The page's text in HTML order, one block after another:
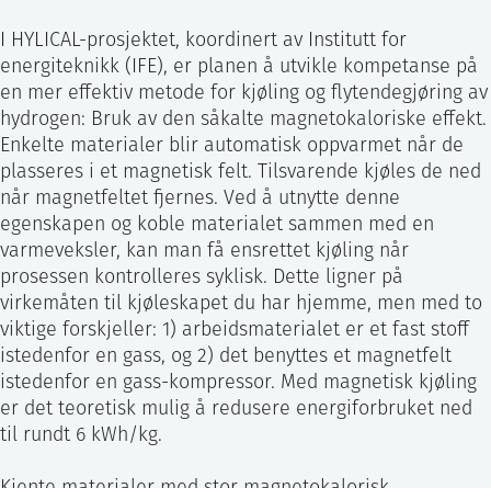
I HYLICAL-prosjektet, koordinert av Institutt for
energiteknikk (IFE), er planen å utvikle kompetanse på
en mer effektiv metode for kjøling og flytendegjøring av
hydrogen: Bruk av den såkalte magnetokaloriske effekt.
Enkelte materialer blir automatisk oppvarmet når de
plasseres i et magnetisk felt. Tilsvarende kjøles de ned
når magnetfeltet fjernes. Ved å utnytte denne
egenskapen og koble materialet sammen med en
varmeveksler, kan man få ensrettet kjøling når
prosessen kontrolleres syklisk. Dette ligner på
virkemåten til kjøleskapet du har hjemme, men med to
viktige forskjeller: 1) arbeidsmaterialet er et fast stoff
istedenfor en gass, og 2) det benyttes et magnetfelt
istedenfor en gass-kompressor. Med magnetisk kjøling
er det teoretisk mulig å redusere energiforbruket ned
til rundt 6 kWh/kg.